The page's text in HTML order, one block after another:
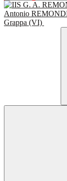
Antonio
Grappa (VI)